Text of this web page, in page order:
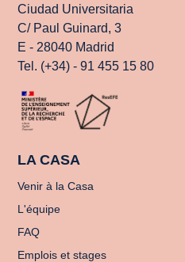
Ciudad Universitaria
C/ Paul Guinard, 3
E - 28040 Madrid
Tel. (+34) - 91 455 15 80
LA CASA
Venir à la Casa
L'équipe
FAQ
Emplois et stages